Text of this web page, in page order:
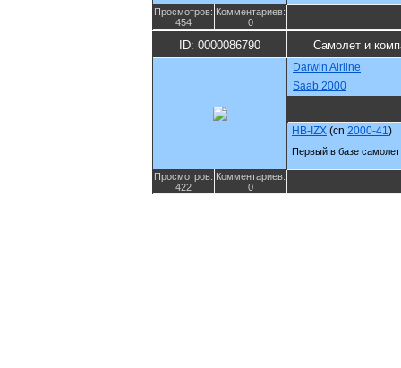
Просмотров:
454
Комментариев:
0
ID: 0000086790 Самолет и
Darwin Airline
Saab 2000
HB-IZX (cn 2000-41)
Первый в базе
Просмотров:
422
Комментариев:
0